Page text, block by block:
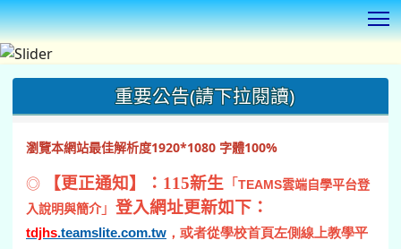
重要公告(請下拉閱讀)
瀏覽本網站最佳解析度1920*1080 字體100%
◎ 【更正通知】：115新生 「 TEAMS雲端自學平台登
入說明與簡介」 登入網址更新如下：
tdjhs.teamslite.com.tw ，或者從學校首頁左側線上教學平